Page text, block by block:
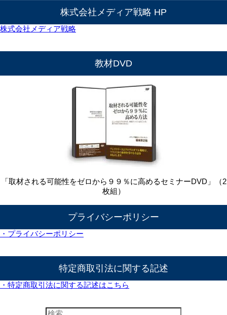
株式会社メディア戦略 HP
株式会社メディア戦略
教材DVD
「取材される可能性をゼロから９９％に高めるセミナーDVD」（2
枚組）
プライバシーポリシー
・プライバシーポリシー
特定商取引法に関する記述
・特定商取引法に関する記述はこちら